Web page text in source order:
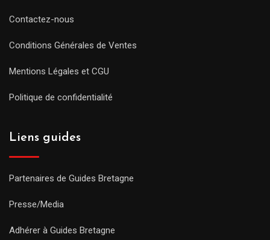
Contactez-nous
Conditions Générales de Ventes
Mentions Légales et CGU
Politique de confidentialité
Liens guides
Partenaires de Guides Bretagne
Presse/Media
Adhérer à Guides Bretagne